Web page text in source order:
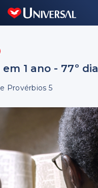
1 ano - 77º dia
Provérbios 5